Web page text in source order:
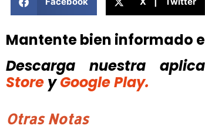
Mantente bien informado
Descarga nuestra
Store y Google Play.
Otras Notas